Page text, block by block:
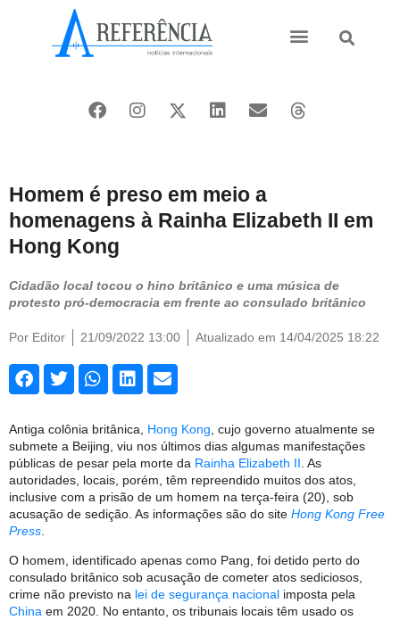
Homem é preso em meio a
homenagens à Rainha Elizabeth II em
Hong Kong
Cidadão local tocou o hino britânico e uma música de
protesto pró-democracia em frente ao consulado britânico
Por Editor 21/09/2022 13:00 Atualizado em 14/04/2025 18:22
Antiga colônia britânica, Hong Kong , cujo governo atualmente se
submete a Beijing, viu nos últimos dias algumas manifestações
públicas de pesar pela morte da Rainha Elizabeth II . As
autoridades, locais, porém, têm repreendido muitos dos atos,
inclusive com a prisão de um homem na terça-feira (20), sob
acusação de sedição. As informações são do site Hong Kong Free
Press
O homem, identificado apenas como Pang, foi detido perto do
consulado britânico sob acusação de cometer atos sediciosos,
crime não previsto na lei de segurança nacional imposta pela
China em 2020. No entanto, os tribunais locais têm usado os